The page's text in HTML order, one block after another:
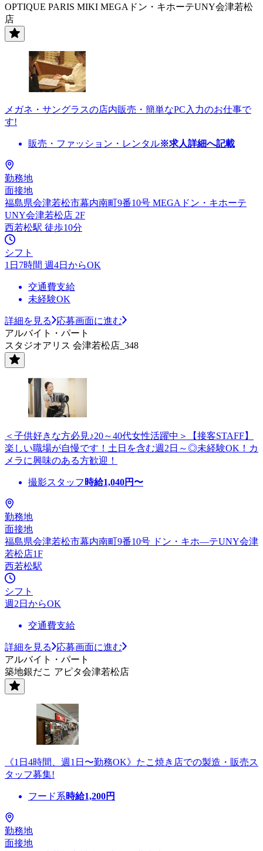
OPTIQUE PARIS MIKI MEGAドン・キホーテUNY会津若松
店
メガネ・サングラスの店内販売・簡単なPC入力のお仕事で
す!
販売・ファッション・レンタル※求人詳細へ記載
勤務地
面接地
福島県会津若松市幕内南町9番10号 MEGAドン・キホーテ
UNY会津若松店 2F
西若松駅 徒歩10分
シフト
1日7時間 週4日からOK
交通費支給
未経験OK
詳細を見る
応募画面に進む
アルバイト・パート
スタジオアリス 会津若松店_348
＜子供好きな方必見♪20～40代女性活躍中＞【接客STAFF】
楽しい職場が自慢です！土日を含む週2日～◎未経験OK！カ
メラに興味のある方歓迎！
撮影スタッフ 時給1,040円〜
勤務地
面接地
福島県会津若松市幕内南町9番10号 ドン・キホ—テUNY会津
若松店1F
西若松駅
シフト
週2日からOK
交通費支給
詳細を見る
応募画面に進む
アルバイト・パート
築地銀だこ アピタ会津若松店
《1日4時間、週1日〜勤務OK》たこ焼き店での製造・販売ス
タッフ募集!
フード系時給1,200円
勤務地
面接地